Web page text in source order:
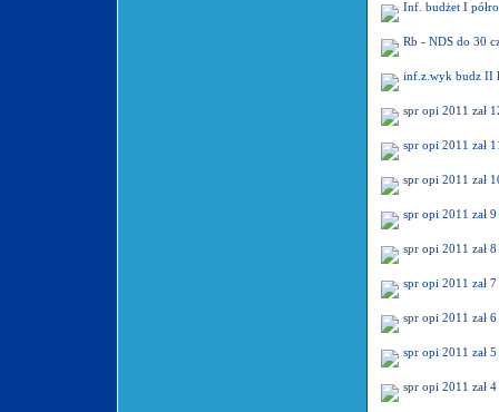
Inf. budżet I
Rb - NDS do 30
inf.z.wyk budz II
spr opi 2011 zał
spr opi 2011 zał
spr opi 2011 zał
spr opi 2011 zał 9
spr opi 2011 zał 8
spr opi 2011 zał 7
spr opi 2011 zał 6
spr opi 2011 zał 5
spr opi 2011 zał 4